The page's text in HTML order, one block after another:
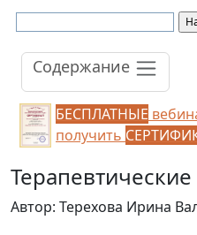
Содержание
БЕСПЛАТНЫЕ
получить
Терапевтические
Автор: Терехова Ирина